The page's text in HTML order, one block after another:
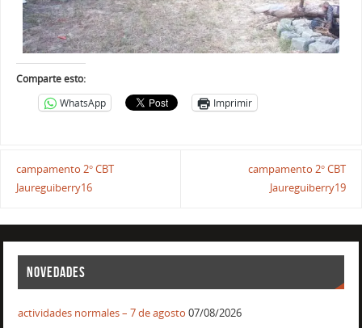
Comparte esto:
WhatsApp
Imprimir
campamento 2° CBT
Jaureguiberry16
campamento 2° CBT
Jaureguiberry19
NOVEDADES
actividades normales – 7 de agosto 07/08/2026